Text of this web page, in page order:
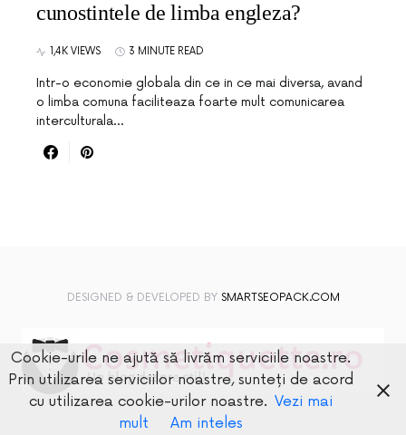
cunostintele de limba engleza?
1,4K VIEWS 3 MINUTE READ
Intr-o economie globala din ce in ce mai diversa, avand
o limba comuna faciliteaza foarte mult comunicarea
interculturala…
DESIGNED & DEVELOPED BY SMARTSEOPACK.COM
Cookie-urile ne ajută să livrăm serviciile noastre.
Prin utilizarea serviciilor noastre, sunteți de acord
cu utilizarea cookie-urilor noastre. Vezi mai
mult
Am inteles